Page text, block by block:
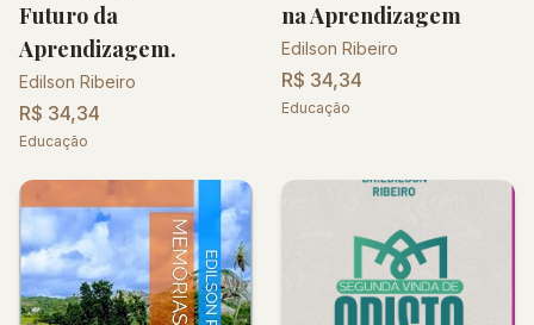
Futuro da
Aprendizagem.
Edilson Ribeiro
R$ 34,34
Educação
na Aprendizagem
Edilson Ribeiro
R$ 34,34
Educação